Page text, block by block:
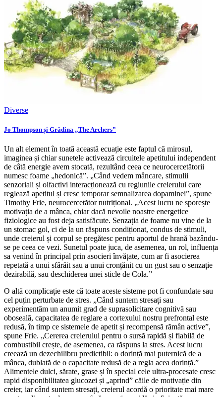
Diverse
Jo Thompson și Grădina „The Archers”
Un alt element în toată această ecuație este faptul că mirosul,
imaginea și chiar sunetele activează circuitele apetitului independent
de câtă energie avem stocată, rezultând ceea ce neurocercetătorii
numesc foame „hedonică”. „Când vedem mâncare, stimulii
senzoriali și olfactivi interacționează cu regiunile creierului care
reglează apetitul și cresc temporar semnalizarea dopaminei”, spune
Timothy Frie, neurocercetător nutrițional. „Acest lucru ne sporește
motivația de a mânca, chiar dacă nevoile noastre energetice
fiziologice au fost deja satisfăcute. Senzația de foame nu vine de la
un stomac gol, ci de la un răspuns condiționat, condus de stimuli,
unde creierul și corpul se pregătesc pentru aportul de hrană bazându-
se pe ceea ce vezi. Sunetul poate juca, de asemenea, un rol, influența
sa venind în principal prin asocieri învățate, cum ar fi asocierea
repetată a unui sfârâit sau a unui cronțănit cu un gust sau o senzație
dezirabilă, sau deschiderea unei sticle de Cola.”
O altă complicație este că toate aceste sisteme pot fi confundate sau
cel puțin perturbate de stres. „Când suntem stresați sau
experimentăm un anumit grad de suprasolicitare cognitivă sau
oboseală, capacitatea de reglare a cortexului nostru prefrontal este
redusă, în timp ce sistemele de apetit și recompensă rămân active”,
spune Frie. „Cererea creierului pentru o sursă rapidă și fiabilă de
combustibil crește, de asemenea, ca răspuns la stres. Acest lucru
creează un dezechilibru predictibil: o dorință mai puternică de a
mânca, dublată de o capacitate redusă de a regla acea dorință.”
Alimentele dulci, sărate, grase și în special cele ultra-procesate cresc
rapid disponibilitatea glucozei și „aprind” căile de motivație din
creier, iar când suntem stresați, creierul acordă o prioritate mai mare